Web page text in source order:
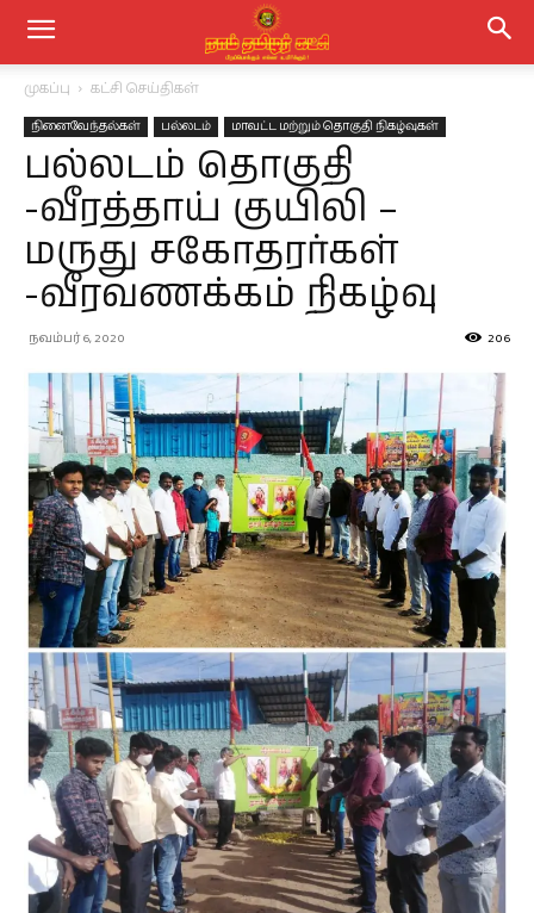
முகப்பு கட்சி செய்திகள்
நினைவேந்தல்கள் பல்லடம் மாவட்ட மற்றும் தொகுதி நிகழ்வுகள்
பல்லடம் தொகுதி
-வீரத்தாய் குயிலி –
மருது சகோதரர்கள்
-வீரவணக்கம் நிகழ்வு
நவம்பர் 6, 2020 206